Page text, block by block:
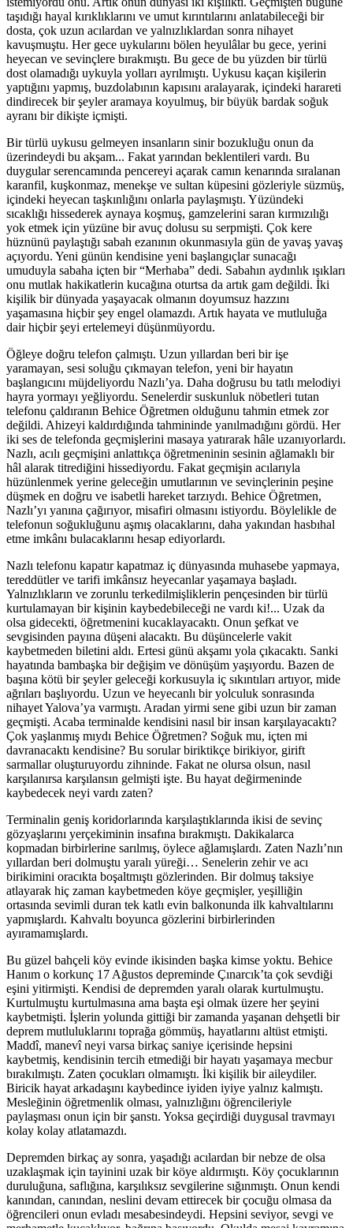
taşıdığı hayal kırıklıklarını ve umut kırıntılarını anlatabileceği bir
dosta, çok uzun acılardan ve yalnızlıklardan sonra nihayet
kavuşmuştu. Her gece uykularını bölen heyulâlar bu gece, yerini
heyecan ve sevinçlere bırakmıştı. Bu gece de bu yüzden bir türlü
dost olamadığı uykuyla yolları ayrılmıştı. Uykusu kaçan kişilerin
yaptığını yapmış, buzdolabının kapısını aralayarak, içindeki harareti
dindirecek bir şeyler aramaya koyulmuş, bir büyük bardak soğuk
ayranı bir dikişte içmişti.
Bir türlü uykusu gelmeyen insanların sinir bozukluğu onun da
üzerindeydi bu akşam... Fakat yarından beklentileri vardı. Bu
duygular serencamında pencereyi açarak camın kenarında sıralanan
karanfil, kuşkonmaz, menekşe ve sultan küpesini gözleriyle süzmüş,
içindeki heyecan taşkınlığını onlarla paylaşmıştı. Yüzündeki
sıcaklığı hissederek aynaya koşmuş, gamzelerini saran kırmızılığı
yok etmek için yüzüne bir avuç dolusu su serpmişti. Çok kere
hüznünü paylaştığı sabah ezanının okunmasıyla gün de yavaş yavaş
açıyordu. Yeni günün kendisine yeni başlangıçlar sunacağı
umuduyla sabaha içten bir “Merhaba” dedi. Sabahın aydınlık ışıkları
onu mutlak hakikatlerin kucağına oturtsa da artık gam değildi. İki
kişilik bir dünyada yaşayacak olmanın doyumsuz hazzını
yaşamasına hiçbir şey engel olamazdı. Artık hayata ve mutluluğa
dair hiçbir şeyi ertelemeyi düşünmüyordu.
Öğleye doğru telefon çalmıştı. Uzun yıllardan beri bir işe
yaramayan, sesi soluğu çıkmayan telefon, yeni bir hayatın
başlangıcını müjdeliyordu Nazlı’ya. Daha doğrusu bu tatlı melodiyi
hayra yormayı yeğliyordu. Senelerdir suskunluk nöbetleri tutan
telefonu çaldıranın Behice Öğretmen olduğunu tahmin etmek zor
değildi. Ahizeyi kaldırdığında tahmininde yanılmadığını gördü. Her
iki ses de telefonda geçmişlerini masaya yatırarak hâle uzanıyorlardı.
Nazlı, acılı geçmişini anlattıkça öğretmeninin sesinin ağlamaklı bir
hâl alarak titrediğini hissediyordu. Fakat geçmişin acılarıyla
hüzünlenmek yerine geleceğin umutlarının ve sevinçlerinin peşine
düşmek en doğru ve isabetli hareket tarzıydı. Behice Öğretmen,
Nazlı’yı yanına çağırıyor, misafiri olmasını istiyordu. Böylelikle de
telefonun soğukluğunu aşmış olacaklarını, daha yakından hasbıhal
etme imkânı bulacaklarını hesap ediyorlardı.
Nazlı telefonu kapatır kapatmaz iç dünyasında muhasebe yapmaya,
tereddütler ve tarifi imkânsız heyecanlar yaşamaya başladı.
Yalnızlıkların ve zorunlu terkedilmişliklerin pençesinden bir türlü
kurtulamayan bir kişinin kaybedebileceği ne vardı ki!... Uzak da
olsa gidecekti, öğretmenini kucaklayacaktı. Onun şefkat ve
sevgisinden payına düşeni alacaktı. Bu düşüncelerle vakit
kaybetmeden biletini aldı. Ertesi günü akşamı yola çıkacaktı. Sanki
hayatında bambaşka bir değişim ve dönüşüm yaşıyordu. Bazen de
başına kötü bir şeyler geleceği korkusuyla iç sıkıntıları artıyor, mide
ağrıları başlıyordu. Uzun ve heyecanlı bir yolculuk sonrasında
nihayet Yalova’ya varmıştı. Aradan yirmi sene gibi uzun bir zaman
geçmişti. Acaba terminalde kendisini nasıl bir insan karşılayacaktı?
Çok yaşlanmış mıydı Behice Öğretmen? Soğuk mu, içten mi
davranacaktı kendisine? Bu sorular biriktikçe birikiyor, girift
sarmallar oluşturuyordu zihninde. Fakat ne olursa olsun, nasıl
karşılanırsa karşılansın gelmişti işte. Bu hayat değirmeninde
kaybedecek neyi vardı zaten?
Terminalin geniş koridorlarında karşılaştıklarında ikisi de sevinç
gözyaşlarını yerçekiminin insafına bırakmıştı. Dakikalarca
kopmadan birbirlerine sarılmış, öylece ağlamışlardı. Zaten Nazlı’nın
yıllardan beri dolmuştu yaralı yüreği… Senelerin zehir ve acı
birikimini oracıkta boşaltmıştı gözlerinden. Bir dolmuş taksiye
atlayarak hiç zaman kaybetmeden köye geçmişler, yeşilliğin
ortasında sevimli duran tek katlı evin balkonunda ilk kahvaltılarını
yapmışlardı. Kahvaltı boyunca gözlerini birbirlerinden
ayıramamışlardı.
Bu güzel bahçeli köy evinde ikisinden başka kimse yoktu. Behice
Hanım o korkunç 17 Ağustos depreminde Çınarcık’ta çok sevdiği
eşini yitirmişti. Kendisi de depremden yaralı olarak kurtulmuştu.
Kurtulmuştu kurtulmasına ama başta eşi olmak üzere her şeyini
kaybetmişti. İşlerin yolunda gittiği bir zamanda yaşanan dehşetli bir
deprem mutluluklarını toprağa gömmüş, hayatlarını altüst etmişti.
Maddî, manevî neyi varsa birkaç saniye içerisinde hepsini
kaybetmiş, kendisinin tercih etmediği bir hayatı yaşamaya mecbur
bırakılmıştı. Zaten çocukları olmamıştı. İki kişilik bir aileydiler.
Biricik hayat arkadaşını kaybedince iyiden iyiye yalnız kalmıştı.
Mesleğinin öğretmenlik olması, yalnızlığını öğrencileriyle
paylaşması onun için bir şanstı. Yoksa geçirdiği duygusal travmayı
kolay kolay atlatamazdı.
Depremden birkaç ay sonra, yaşadığı acılardan bir nebze de olsa
uzaklaşmak için tayinini uzak bir köye aldırmıştı. Köy çocuklarının
duruluğuna, saflığına, karşılıksız sevgilerine sığınmıştı. Onun kendi
kanından, canından, neslini devam ettirecek bir çocuğu olmasa da
öğrencileri onun evladı mesabesindeydi. Hepsini seviyor, sevgi ve